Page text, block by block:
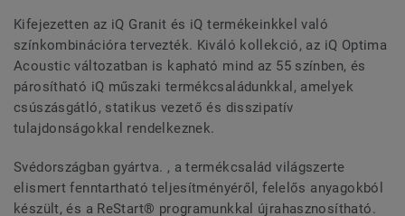
Kifejezetten az iQ Granit és iQ termékeinkkel való
színkombinációra tervezték. Kiváló kollekció, az iQ Optima
Acoustic változatban is kapható mind az 55 színben, és
párosítható iQ műszaki termékcsaládunkkal, amelyek
csúszásgátló, statikus vezető és disszipatív
tulajdonságokkal rendelkeznek.
Svédországban gyártva. , a termékcsalád világszerte
elismert fenntartható teljesítményéről, felelős anyagokból
készült, és a ReStart® programunkkal újrahasznosítható.